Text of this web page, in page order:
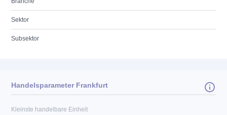
Sektor
Subsektor
Handelsparameter Frankfurt
Kleinste handelbare Einheit